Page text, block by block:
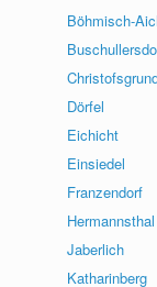
Böhmisch-
Dörfel
Eichicht
Einsiedel
Franzendorf
Hermannsthal
Jaberlich
Katharinberg